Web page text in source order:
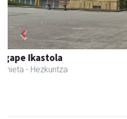
Magale Ikastetxea
Urnieta - Hezkuntza
Previous